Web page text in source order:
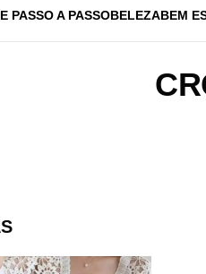
PASSO A PASSOBELEZABEM